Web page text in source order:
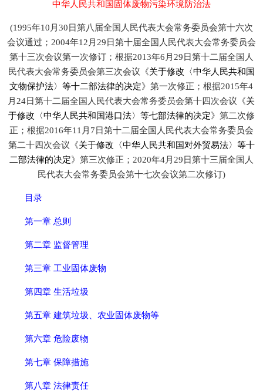
中华人民共和国固体废物污染环境防治法
(1995年10月30日第八届全国人民代表大会常务委员会第十六次
会议通过；2004年12月29日第十届全国人民代表大会常务委员会
第十三次会议第一次修订；根据2013年6月29日第十二届全国人
民代表大会常务委员会第三次会议《关于修改〈中华人民共和国
文物保护法〉等十二部法律的决定》第一次修正；根据2015年4
月24日第十二届全国人民代表大会常务委员会第十四次会议《关
于修改〈中华人民共和国港口法〉等七部法律的决定》第二次修
正；根据2016年11月7日第十二届全国人民代表大会常务委员会
第二十四次会议《关于修改〈中华人民共和国对外贸易法〉等十
二部法律的决定》第三次修正；2020年4月29日第十三届全国人
民代表大会常务委员会第十七次会议第二次修订)
目录
第一章 总则
第二章 监督管理
第三章 工业固体废物
第四章 生活垃圾
第五章 建筑垃圾、农业固体废物等
第六章 危险废物
第七章 保障措施
第八章 法律责任